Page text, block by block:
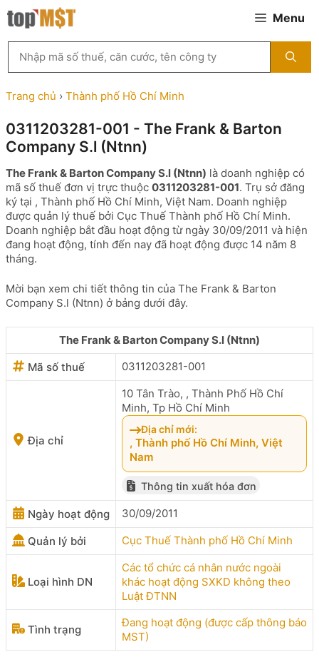
Chuyển
đến
Menu
kiếm
MST
theo
tên
ty,
người
diện
hoặc
mã
số
thuế
...
Trang chủ › Thành phố Hồ Chí Minh
0311203281-001 - The Frank & Barton
Company S.l (Ntnn)
The Frank & Barton Company S.l (Ntnn) là doanh nghiệp có
mã số thuế đơn vị trực thuộc 0311203281-001. Trụ sở đăng
ký tại , Thành phố Hồ Chí Minh, Việt Nam. Doanh nghiệp
được quản lý thuế bởi Cục Thuế Thành phố Hồ Chí Minh.
Doanh nghiệp bắt đầu hoạt động từ ngày 30/09/2011 và hiện
đang hoạt động, tính đến nay đã hoạt động được 14 năm 8
tháng.
Mời bạn xem chi tiết thông tin của The Frank & Barton
Company S.l (Ntnn) ở bảng dưới đây.
The Frank & Barton Company S.l (Ntnn)
Mã số thuế
0311203281-001
Địa chỉ
10 Tân Trào, , Thành Phố Hồ Chí
Minh, Tp Hồ Chí Minh
Địa chỉ mới:
, Thành phố Hồ Chí Minh, Việt
Nam
Thông tin xuất hóa đơn
Ngày hoạt động 30/09/2011
Quản lý bởi Cục Thuế Thành phố Hồ Chí Minh
Loại hình DN
Các tổ chức cá nhân nước ngoài
khác hoạt động SXKD không theo
Luật ĐTNN
Tình trạng
Đang hoạt động (được cấp thông báo
MST)